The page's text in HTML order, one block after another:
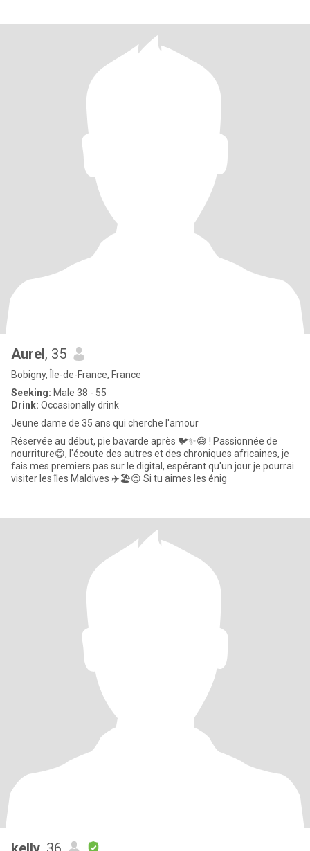
Aurel, 35
Bobigny, Île-de-France, France
Seeking: Male 38 - 55
Drink: Occasionally drink
Jeune dame de 35 ans qui cherche l'amour
Réservée au début, pie bavarde après 🐦✨😅 ! Passionnée de
nourriture😋, l'écoute des autres et des chroniques africaines, je
fais mes premiers pas sur le digital, espérant qu'un jour je pourrai
visiter les îles Maldives ✈️🏖️😌 Si tu aimes les énig